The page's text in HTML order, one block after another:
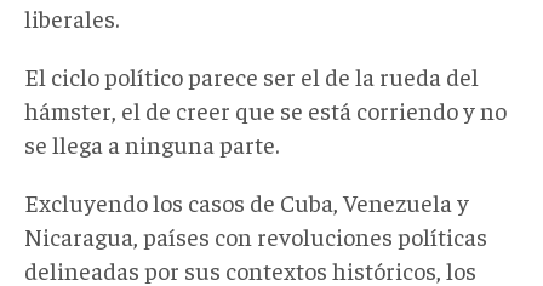
liberales.
El ciclo político parece ser el de la rueda del
hámster, el de creer que se está corriendo y no
se llega a ninguna parte.
Excluyendo los casos de Cuba, Venezuela y
Nicaragua, países con revoluciones políticas
delineadas por sus contextos históricos, los